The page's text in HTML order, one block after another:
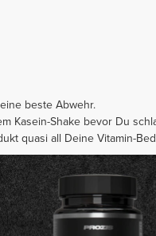
beste Abwehr.
Kasein-Shake bevor Du
quasi all Deine Vitamin-